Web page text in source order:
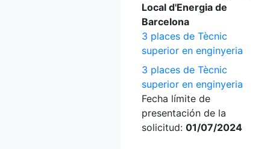
Local d'Energia de
Barcelona
3 places de Tècnic
superior en enginyeria
3 places de Tècnic
superior en enginyeria
Fecha límite de
presentación de la
solicitud: 01/07/2024